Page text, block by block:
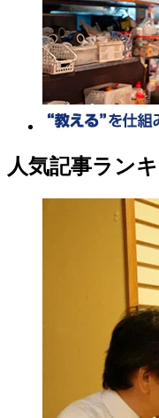
人気記事ラン